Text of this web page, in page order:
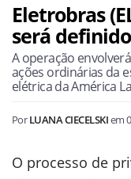
Eletrobras
será
A operação
ações ordinárias da
elétrica da América
PorLUANA CIECELSKIem
O processo de